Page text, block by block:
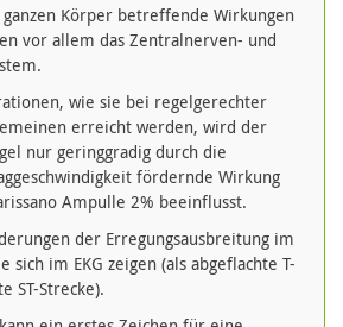
Körper betreffende Wirkungen
vor allem das Zentralnerven- und
wie sie bei regelgerechter
erreicht werden, wird der
nur geringgradig durch die
fördernde Wirkung
Ampulle 2% beeinflusst.
der Erregungsausbreitung im
sich im EKG zeigen (als abgeflachte T-
ST-Strecke).